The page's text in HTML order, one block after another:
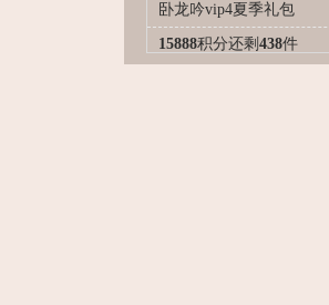
卧龙吟vip4夏季礼包
15888积分还剩 438件